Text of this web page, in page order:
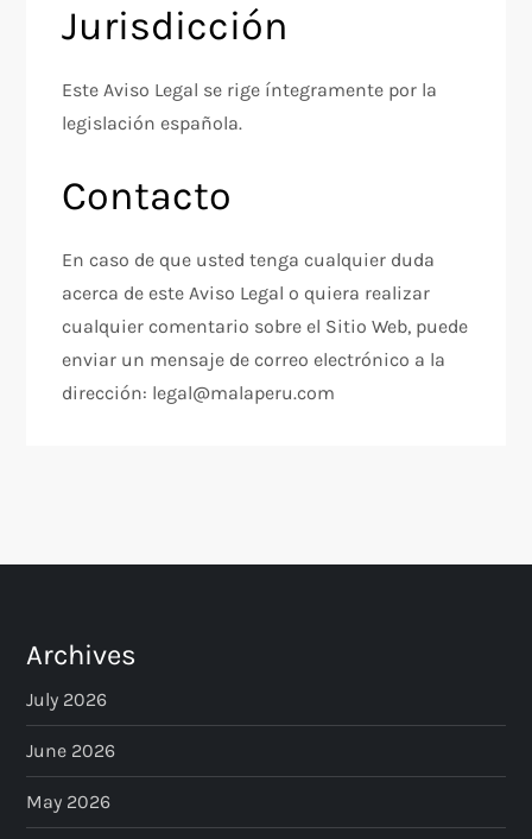
Jurisdicción
Este Aviso Legal se rige íntegramente por la
legislación española.
Contacto
En caso de que usted tenga cualquier duda
acerca de este Aviso Legal o quiera realizar
cualquier comentario sobre el Sitio Web, puede
enviar un mensaje de correo electrónico a la
dirección: legal@malaperu.com
Archives
July 2026
June 2026
May 2026